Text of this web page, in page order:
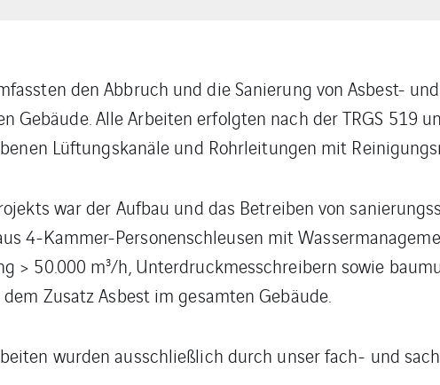
den Abbruch und die Sanierung von Asbest-
Gebäude. Alle Arbeiten erfolgten nach der TRGS 519
Lüftungskanäle und Rohrleitungen mit
war der Aufbau und das Betreiben von
4-Kammer-Personenschleusen mit
> 50.000 m³/h, Unterdruckmesschreibern sowie
Zusatz Asbest im gesamten Gebäude.
wurden ausschließlich durch unser fach- und